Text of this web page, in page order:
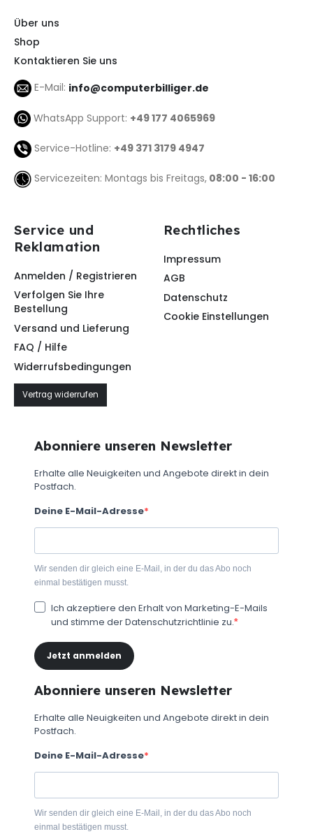
Über uns
Shop
Kontaktieren Sie uns
E-Mail: info@computerbilliger.de
WhatsApp Support: +49 177 4065969
Service-Hotline: +49 371 3179 4947
Servicezeiten: Montags bis Freitags, 08:00 - 16:00
Service und
Reklamation
Anmelden / Registrieren
Verfolgen Sie Ihre
Bestellung
Versand und Lieferung
FAQ / Hilfe
Widerrufsbedingungen
Vertrag widerrufen
Rechtliches
Impressum
AGB
Datenschutz
Cookie Einstellungen
Abonniere unseren Newsletter
Erhalte alle Neuigkeiten und Angebote direkt in dein
Postfach.
Deine E-Mail-Adresse
Wir senden dir gleich eine E-Mail, in der du das Abo noch
einmal bestätigen musst.
Ich akzeptiere den Erhalt von Marketing-E-Mails
und stimme der Datenschutzrichtlinie zu.
Jetzt anmelden
Abonniere unseren Newsletter
Erhalte alle Neuigkeiten und Angebote direkt in dein
Postfach.
Deine E-Mail-Adresse
Wir senden dir gleich eine E-Mail, in der du das Abo noch
einmal bestätigen musst.